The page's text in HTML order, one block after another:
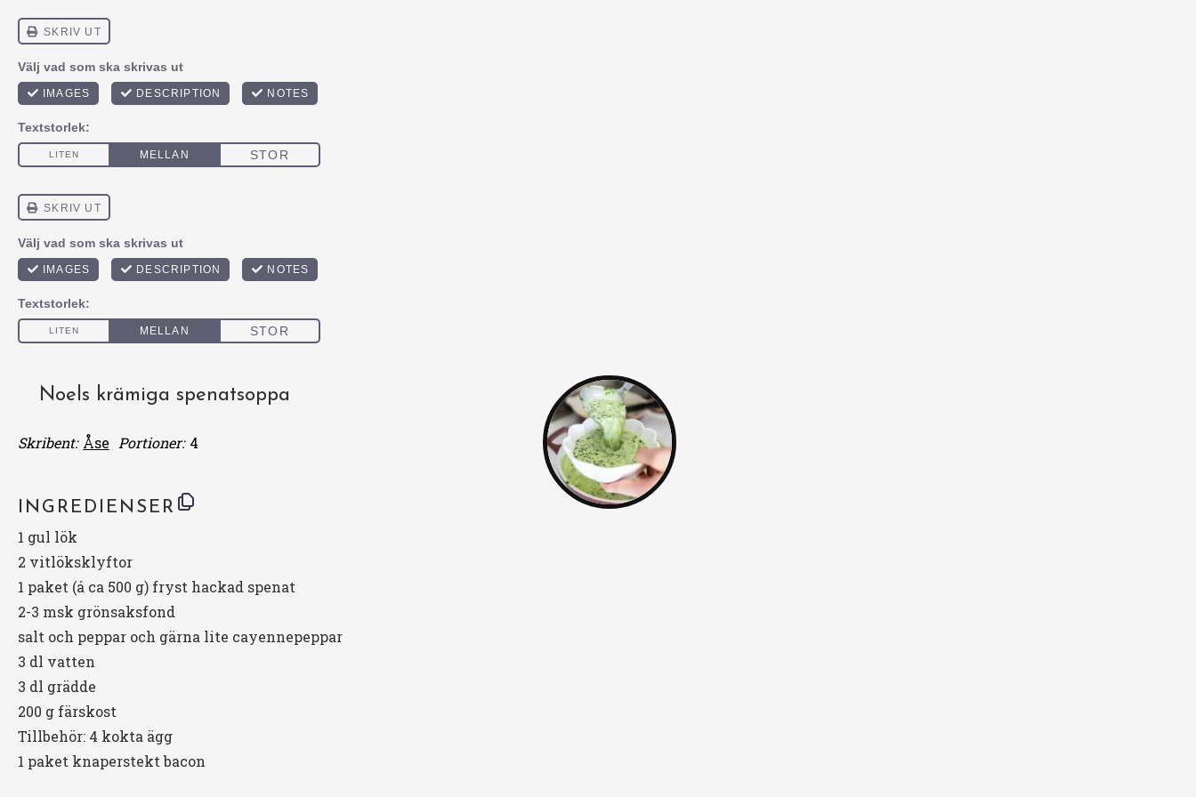
Noels krämiga spenatsoppa
Skribent: Åse Portioner: 4
INGREDIENSER
1 gul lök
2 vitlöksklyftor
1 paket (á ca 500 g) fryst hackad spenat
2-3 msk grönsaksfond
salt och peppar och gärna lite cayennepeppar
3 dl vatten
3 dl grädde
200 g färskost
Tillbehör: 4 kokta ägg
1 paket knaperstekt bacon